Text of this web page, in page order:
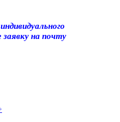
на почту